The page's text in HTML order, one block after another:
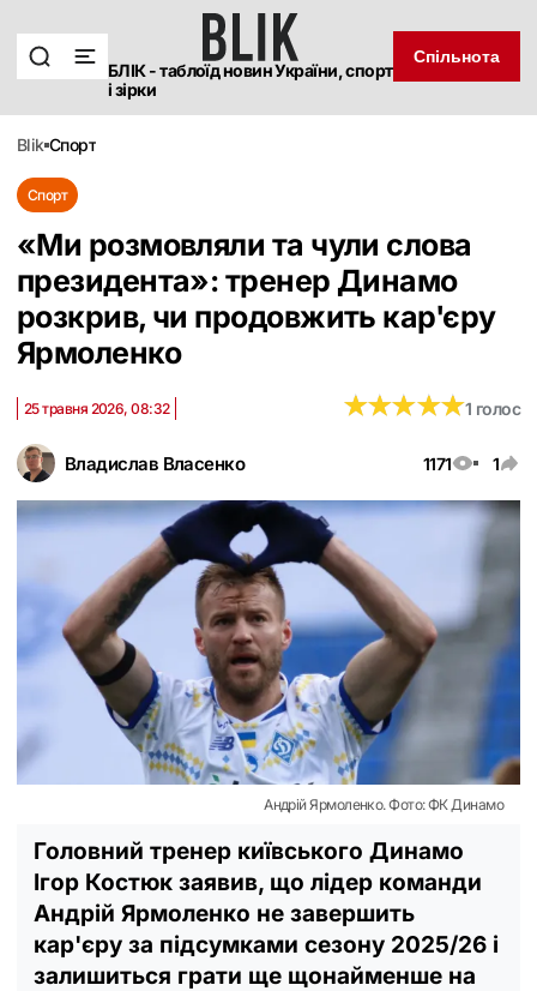
БЛІК - таблоїд новин України, спорт
і зірки
Спільнота
blik спорт
Спорт
«Ми розмовляли та чули слова
президента»: тренер Динамо
розкрив, чи продовжить кар'єру
Ярмоленко
Владислав Власенко 1171 1
25 травня 2026, 08:32 ★★★★★
★★★★★1 голос
Андрій Ярмоленко. Фото: ФК Динамо
Головний тренер київського Динамо
Ігор Костюк заявив, що лідер команди
Андрій Ярмоленко не завершить
кар'єру за підсумками сезону 2025/26 і
залишиться грати ще щонайменше на